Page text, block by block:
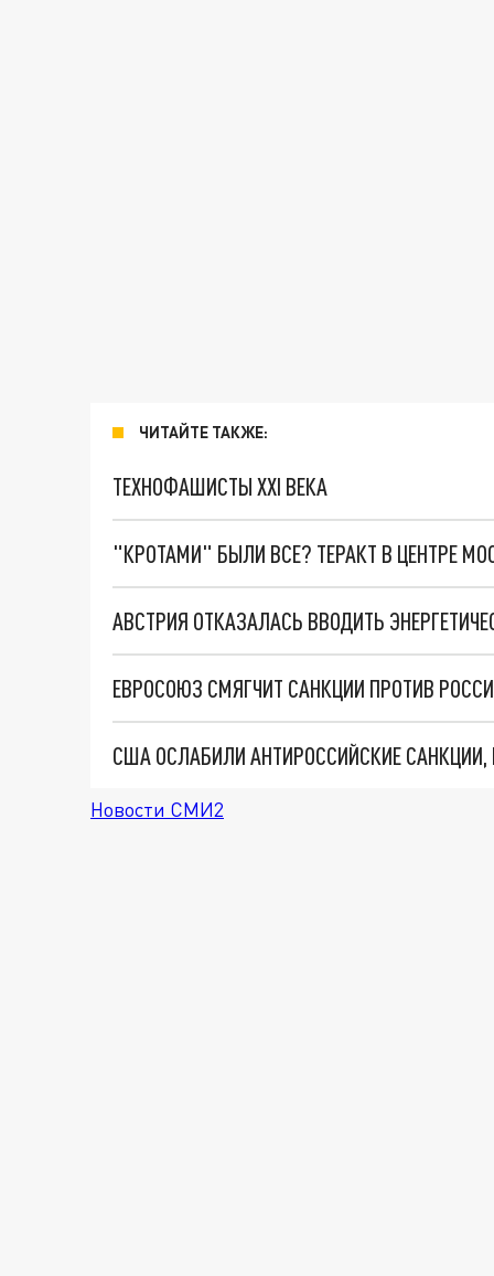
ЧИТАЙТЕ ТАКЖЕ:
ТЕХНОФАШИСТЫ XXI ВЕКА
"КРОТАМИ" БЫЛИ ВСЕ? ТЕРАКТ В ЦЕНТРЕ
АВСТРИЯ ОТКАЗАЛАСЬ ВВОДИТЬ
ЕВРОСОЮЗ СМЯГЧИТ САНКЦИИ ПРОТИВ
США ОСЛАБИЛИ АНТИРОССИЙСКИЕ
Новости СМИ2